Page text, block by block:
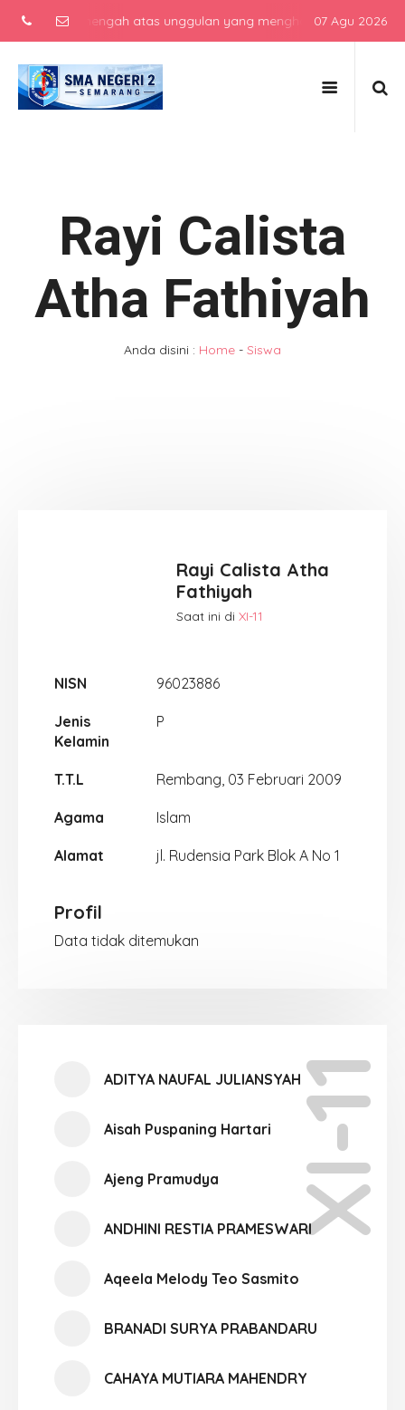
menengah atas unggulan yang menghasilkan lulusan
07 Agu 2026
Rayi Calista
Atha Fathiyah
Anda disini : Home - Siswa
Rayi Calista Atha
Fathiyah
Saat ini di XI-11
NISN 96023886
Jenis
Kelamin
P
T.T.L Rembang, 03 Februari 2009
Agama Islam
Alamat jl. Rudensia Park Blok A No 1
Profil
Data tidak ditemukan
XI-11
ADITYA NAUFAL JULIANSYAH
Aisah Puspaning Hartari
Ajeng Pramudya
ANDHINI RESTIA PRAMESWARI
Aqeela Melody Teo Sasmito
BRANADI SURYA PRABANDARU
CAHAYA MUTIARA MAHENDRY